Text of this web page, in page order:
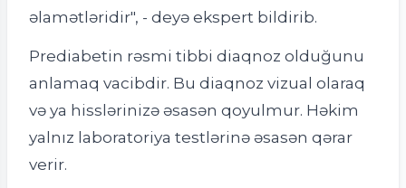
əlamətləridir", - deyə ekspert bildirib.
Prediabetin rəsmi tibbi diaqnoz olduğunu
anlamaq vacibdir. Bu diaqnoz vizual olaraq
və ya hisslərinizə əsasən qoyulmur. Həkim
yalnız laboratoriya testlərinə əsasən qərar
verir.